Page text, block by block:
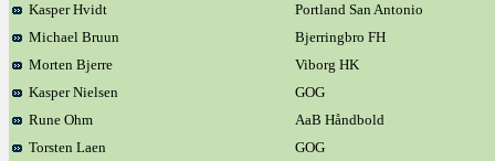
Kasper Hvidt
Portland San Antonio
Michael Bruun
Bjerringbro FH
Morten Bjerre
Viborg HK
Kasper Nielsen
GOG
Rune Ohm
AaB Håndbold
Torsten Laen
GOG